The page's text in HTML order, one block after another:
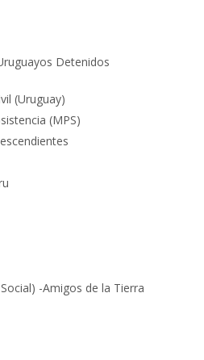
Detenidos
(Uruguay)
(MPS)
-Amigos de la Tierra